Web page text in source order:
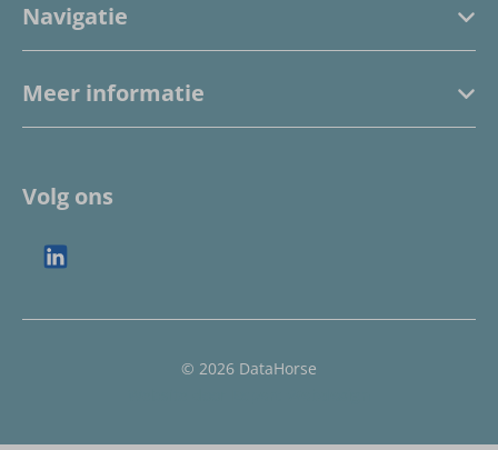
Navigatie
Meer informatie
Volg ons
© 2026 DataHorse